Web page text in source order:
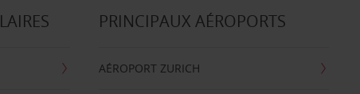
PRINCIPAUX AÉROPORTS
AÉROPORT ZURICH